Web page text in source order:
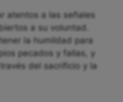
atentos a las señales
a su voluntad.
la humildad para
pecados y fallas, y
del sacrificio y la